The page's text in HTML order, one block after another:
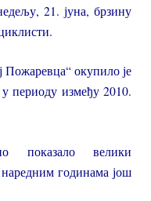
21. јуна, брзину
окупило је
периоду између 2010.
показало велики
годинама још